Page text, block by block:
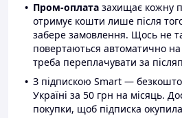
Пром-оплата захищає кожну
отримує кошти лише після
забере замовлення. Щось не
повертаються автоматично
треба переплачувати за
З підпискою Smart —
Україні за 50 грн на місяць.
покупки, щоб підписка